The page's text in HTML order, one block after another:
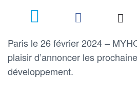
Paris le 26 février 2024 –
plaisir d’annoncer les
développement.